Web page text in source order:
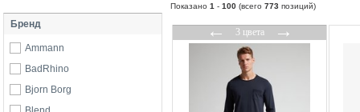
Бренд
Ammann
BadRhino
Bjorn Borg
Показано 1 - 100 (всего 773 позиций)
←3 цвета→